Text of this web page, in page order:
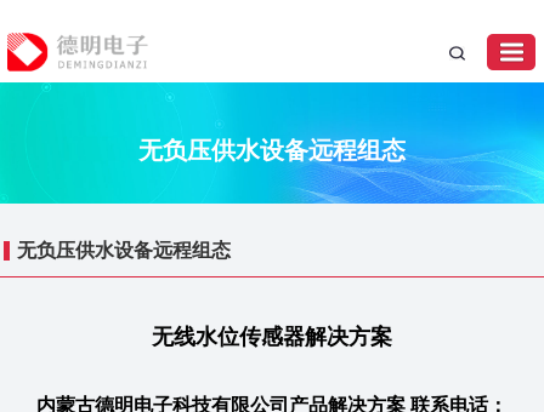
无负压供水设备远程组态
无负压供水设备远程组态
无线水位传感器解决方案
内蒙古德明电子科技有限公司产品解决方案 联系电话：